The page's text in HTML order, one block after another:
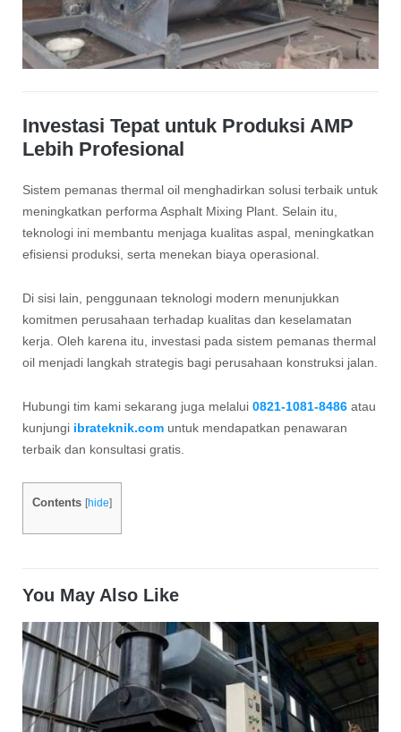
Investasi Tepat untuk Produksi AMP
Lebih Profesional
Sistem pemanas thermal oil menghadirkan solusi terbaik untuk
meningkatkan performa Asphalt Mixing Plant. Selain itu,
teknologi ini membantu menjaga kualitas aspal, meningkatkan
efisiensi produksi, serta menekan biaya operasional.
Di sisi lain, penggunaan teknologi modern menunjukkan
komitmen perusahaan terhadap kualitas dan keselamatan
kerja. Oleh karena itu, investasi pada sistem pemanas thermal
oil menjadi langkah strategis bagi perusahaan konstruksi jalan.
Hubungi tim kami sekarang juga melalui 0821-1081-8486atau
kunjungi ibrateknik.comuntuk mendapatkan penawaran
terbaik dan konsultasi gratis.
Contents [hide]
You May Also Like